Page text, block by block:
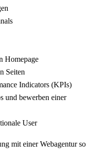
Homepage
Seiten
Indicators (KPIs)
und bewerben einer
User
mit einer Webagentur so